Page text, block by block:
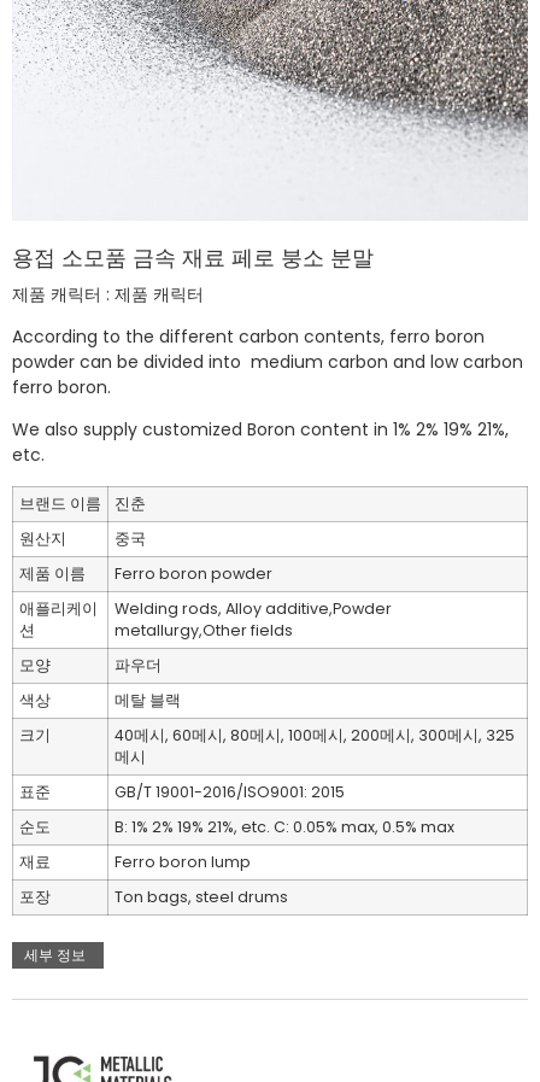
용접 소모품 금속 재료 페로 붕소 분말
제품 캐릭터 : 제품 캐릭터
According to the different carbon contents, ferro boron
powder can be divided into medium carbon and low carbon
ferro boron.
We also supply customized Boron content in 1% 2% 19% 21%,
etc.
브랜드 이름
진춘
원산지
중국
제품 이름
Ferro boron powder
애플리케이
션
Welding rods, Alloy additive,Powder
metallurgy,Other fields
모양
파우더
색상
메탈 블랙
크기
40메시, 60메시, 80메시, 100메시, 200메시, 300메시, 325
메시
표준
GB/T 19001-2016/ISO9001: 2015
순도
B: 1% 2% 19% 21%, etc. C: 0.05% max, 0.5% max
재료
Ferro boron lump
포장
Ton bags, steel drums
세부 정보